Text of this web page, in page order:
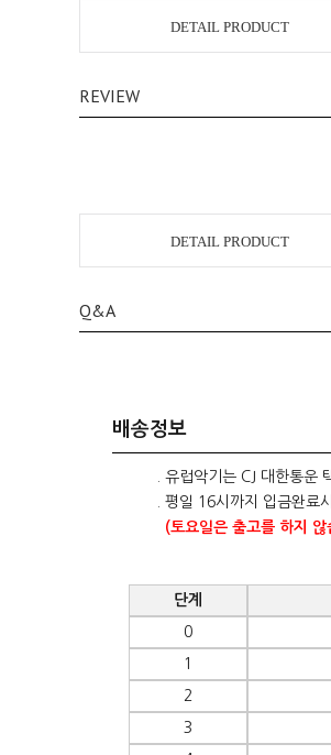
DETAIL PRODUCT
REVIEW
DETAIL PRODUCT
Q&A
배송정보
. 유럽악기는 CJ 대한통운
. 평일 16시까지 입금완료
(토요일은 출고를 하지 않
단계
0
1
2
3